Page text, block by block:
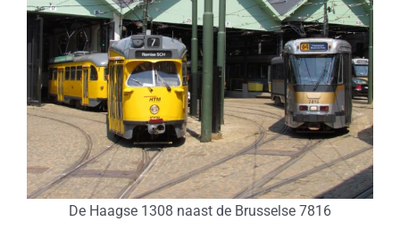
De Haagse 1308 naast de Brusselse 7816